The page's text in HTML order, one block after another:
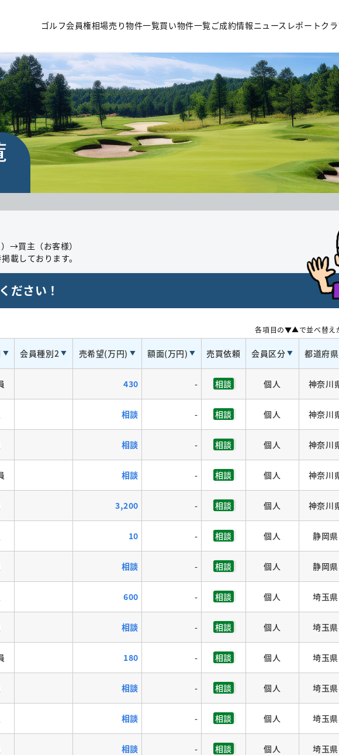
ゴルフ会員権相場売り物件一覧買い物件一覧ご成約情報ニュース レポートク
→買主（お客様）
載しております。
ださい！
各項目の▼▲で並べ替え
会員種別2 売希望(万円) 額面(万円) 売買依頼 会員区分 都道府県
430 - 相談 個人 神奈川
相談 - 相談 個人 神奈川
相談 - 相談 個人 神奈川
相談 - 相談 個人 神奈川
3,200 - 相談 個人 神奈川
10 - 相談 個人 静岡県
相談 - 相談 個人 静岡県
600 - 相談 個人 埼玉県
相談 - 相談 個人 埼玉県
180 - 相談 個人 埼玉県
相談 - 相談 個人 埼玉県
相談 - 相談 個人 埼玉県
相談 - 相談 個人 埼玉県